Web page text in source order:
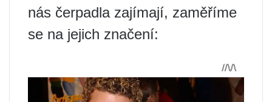
nás čerpadla zajímají, zaměříme
se na jejich značení: